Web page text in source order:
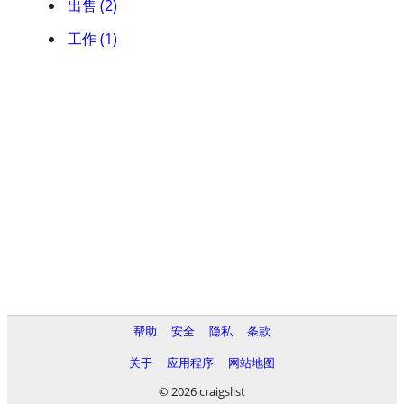
出售 (2)
工作 (1)
帮助 安全 隐私
条款
关于
应用程序
网站地图
© 2026 craigslist